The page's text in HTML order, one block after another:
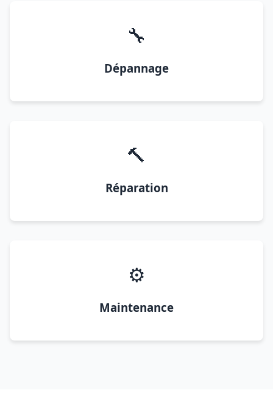
🔧
Dépannage
🔨
Réparation
⚙️
Maintenance